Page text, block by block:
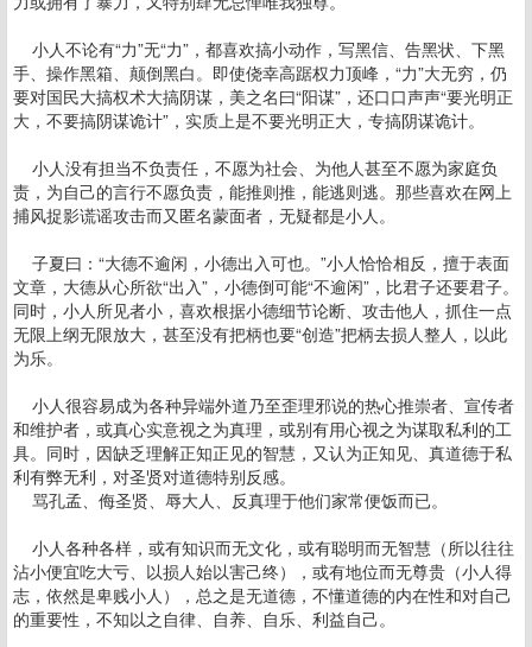
小人不论有“力”无“力”，都喜欢搞小动作，写黑信、告黑状、下黑
手、操作黑箱、颠倒黑白。即使侥幸高踞权力顶峰，“力”大无穷，仍
要对国民大搞权术大搞阴谋，美之名曰“阳谋”，还口口声声“要光明正
大，不要搞阴谋诡计”，实质上是不要光明正大，专搞阴谋诡计。
小人没有担当不负责任，不愿为社会、为他人甚至不愿为家庭负
责，为自己的言行不愿负责，能推则推，能逃则逃。那些喜欢在网上
捕风捉影谎谣攻击而又匿名蒙面者，无疑都是小人。
子夏曰：“大德不逾闲，小德出入可也。”小人恰恰相反，擅于表面
文章，大德从心所欲“出入”，小德倒可能“不逾闲”，比君子还要君子。
同时，小人所见者小，喜欢根据小德细节论断、攻击他人，抓住一点
无限上纲无限放大，甚至没有把柄也要“创造”把柄去损人整人，以此
为乐。
小人很容易成为各种异端外道乃至歪理邪说的热心推崇者、宣传者
和维护者，或真心实意视之为真理，或别有用心视之为谋取私利的工
具。同时，因缺乏理解正知正见的智慧，又认为正知见、真道德于私
利有弊无利，对圣贤对道德特别反感。
骂孔孟、侮圣贤、辱大人、反真理于他们家常便饭而已。
小人各种各样，或有知识而无文化，或有聪明而无智慧（所以往往
沾小便宜吃大亏、以损人始以害己终），或有地位而无尊贵（小人得
志，依然是卑贱小人），总之是无道德，不懂道德的内在性和对自己
的重要性，不知以之自律、自养、自乐、利益自己。